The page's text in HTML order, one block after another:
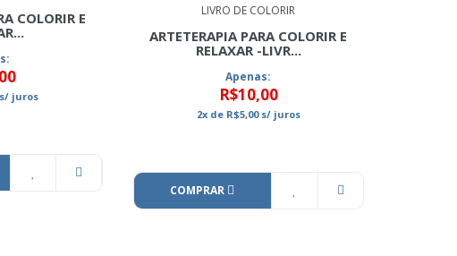
COLORIR E
juros
ARTETERAPIA PARA COLORIR E
RELAXAR -LIVR...
Apenas:
R$10,00
2xde R$5,00s/ juros
COMPRAR